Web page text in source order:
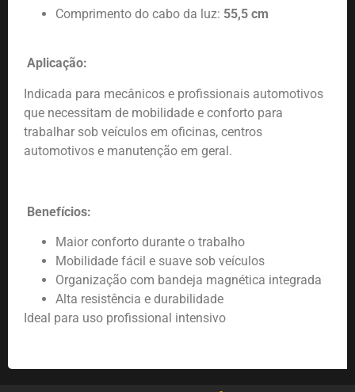
Comprimento do cabo da luz: 55,5 cm
Aplicação:
Indicada para mecânicos e profissionais automotivos
que necessitam de mobilidade e conforto para
trabalhar sob veículos em oficinas, centros
automotivos e manutenção em geral.
Benefícios:
Maior conforto durante o trabalho
Mobilidade fácil e suave sob veículos
Organização com bandeja magnética integrada
Alta resistência e durabilidade
Ideal para uso profissional intensivo